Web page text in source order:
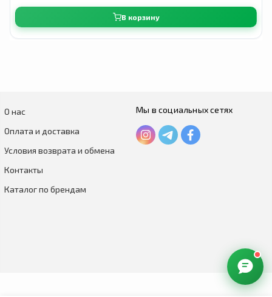
В корзину
О нас
Оплата и доставка
Условия возврата и обмена
Контакты
Каталог по брендам
Мы в социальных сетях